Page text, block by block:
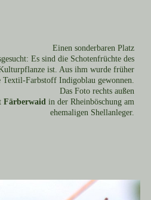
Einen sonderbaren Platz
Es sind die Schotenfrüchte des
ist. Aus ihm wurde früher
Textil-Farbstoff Indigoblau gewonnen.
Das Foto rechts außen
Färberwaid in der Rheinböschung am
ehemaligen Shellanleger.